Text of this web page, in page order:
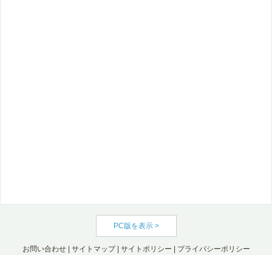
PC版を表示 >
お問い合わせ| サイトマップ| サイトポリシー プライバシーポリシー